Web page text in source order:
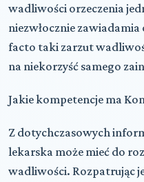
wadliwości orzeczenia
niezwłocznie
facto taki zarzut
na niekorzyść samego
Jakie kompetencje ma
Z dotychczasowych
lekarska może mieć do
wadliwości. Rozpatrując